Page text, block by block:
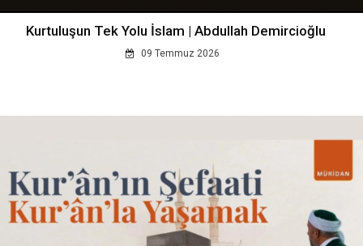
Kurtuluşun Tek Yolu İslam | Abdullah Demircioğlu
09 Temmuz 2026